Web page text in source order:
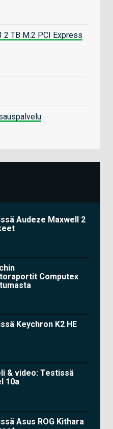
2 TB M.2 PCI Express
Audeze Maxwell 2
Computex
Keychron K2 HE
& video: Testissä
10a
Asus ROG Kithara